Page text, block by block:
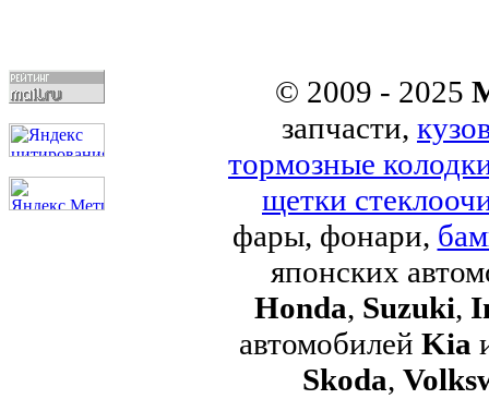
© 2009 - 2025
запчасти,
тормозные
щетки
фары, фонари,
японских
Honda, Suzuki,
автомобилей Kia
Skoda,